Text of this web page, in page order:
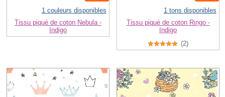
1 couleurs disponibles
Tissu piqué de coton Nebula -
Indigo
1 tons disponibles
Tissu piqué de coton Ringo -
Indigo
(2)